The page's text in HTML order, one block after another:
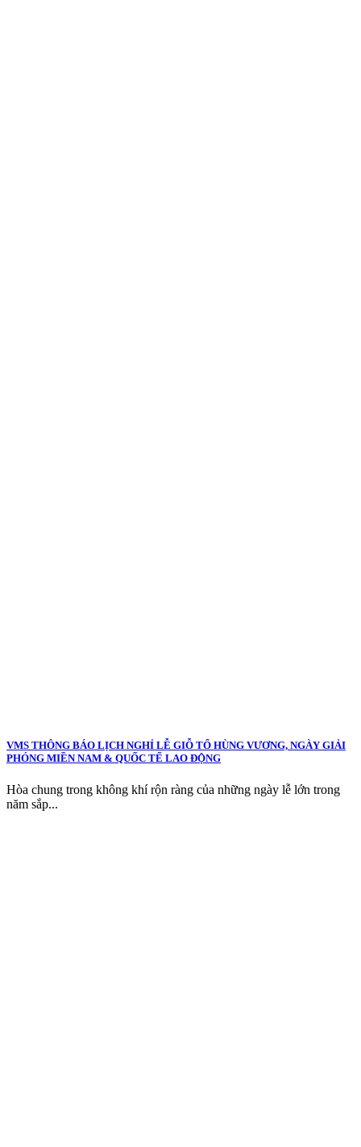
VMS THÔNG BÁO LỊCH NGHỈ LỄ GIỖ TỔ HÙNG VƯƠNG, NGÀY GIẢI
PHÓNG MIỀN NAM & QUỐC TẾ LAO ĐỘNG
Hòa chung trong không khí rộn ràng của những ngày lễ lớn trong
năm sắp...